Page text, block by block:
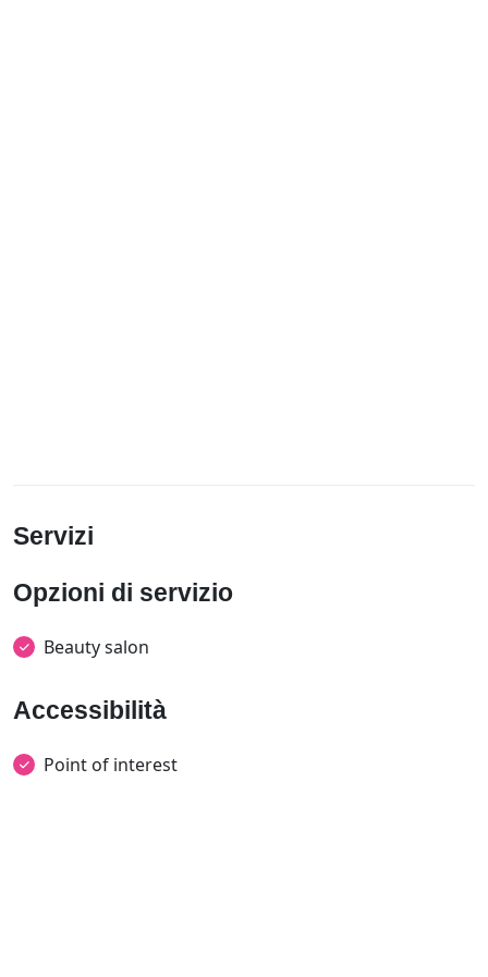
Servizi
Opzioni di servizio
Beauty salon
Accessibilità
Point of interest